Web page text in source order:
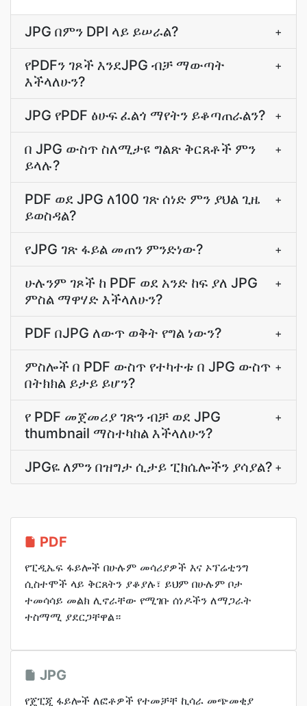
JPG በምን DPI ላይ ይሠራል? +
የPDFን ገጾች እንደJPG ብቻ ማውጣት
እችላለሁን?
+
JPG የPDF ፅሁፍ ፈልጎ ማየትን ይቆጣጠራልን? +
በ JPG ውስጥ ስለሚታዩ ግልጽ ቅርጸቶች ምን
ይላሉ?
+
PDF ወደ JPG ለ100 ገጽ ሰነድ ምን ያህል ጊዜ
ይወስዳል?
+
የJPG ገጽ ፋይል መጠን ምንድነው? +
ሁሉንም ገጾች ከ PDF ወደ አንድ ከፍ ያለ JPG
ምስል ማዋሃድ እችላለሁን?
+
PDF በJPG ለውጥ ወቅት የግል ነውን? +
ምስሎች በ PDF ውስጥ የተካተቱ በ JPG ውስጥ
በትክክል ይታይ ይሆን?
+
የ PDF መጀመሪያ ገጽን ብቻ ወደ JPG
thumbnail ማስተካከል እችላለሁን?
+
JPGዬ ለምን በዝግታ ሲታይ ፒክሴሎችን ያሳያል? +
PDF
የፒዲኤፍ ፋይሎች በሁሉም መሳሪያዎች እና ኦፕሬቲንግ
ሲስተሞች ላይ ቅርጸትን ያቆያሉ፣ ይህም በሁሉም ቦታ
ተመሳሳይ መልክ ሊኖራቸው የሚገቡ ሰነዶችን ለማጋራት
ተስማሚ ያደርጋቸዋል።
JPG
የጄፒጂ ፋይሎች ለፎቶዎች የተመቻቸ ኪሳራ መጭመቂያ